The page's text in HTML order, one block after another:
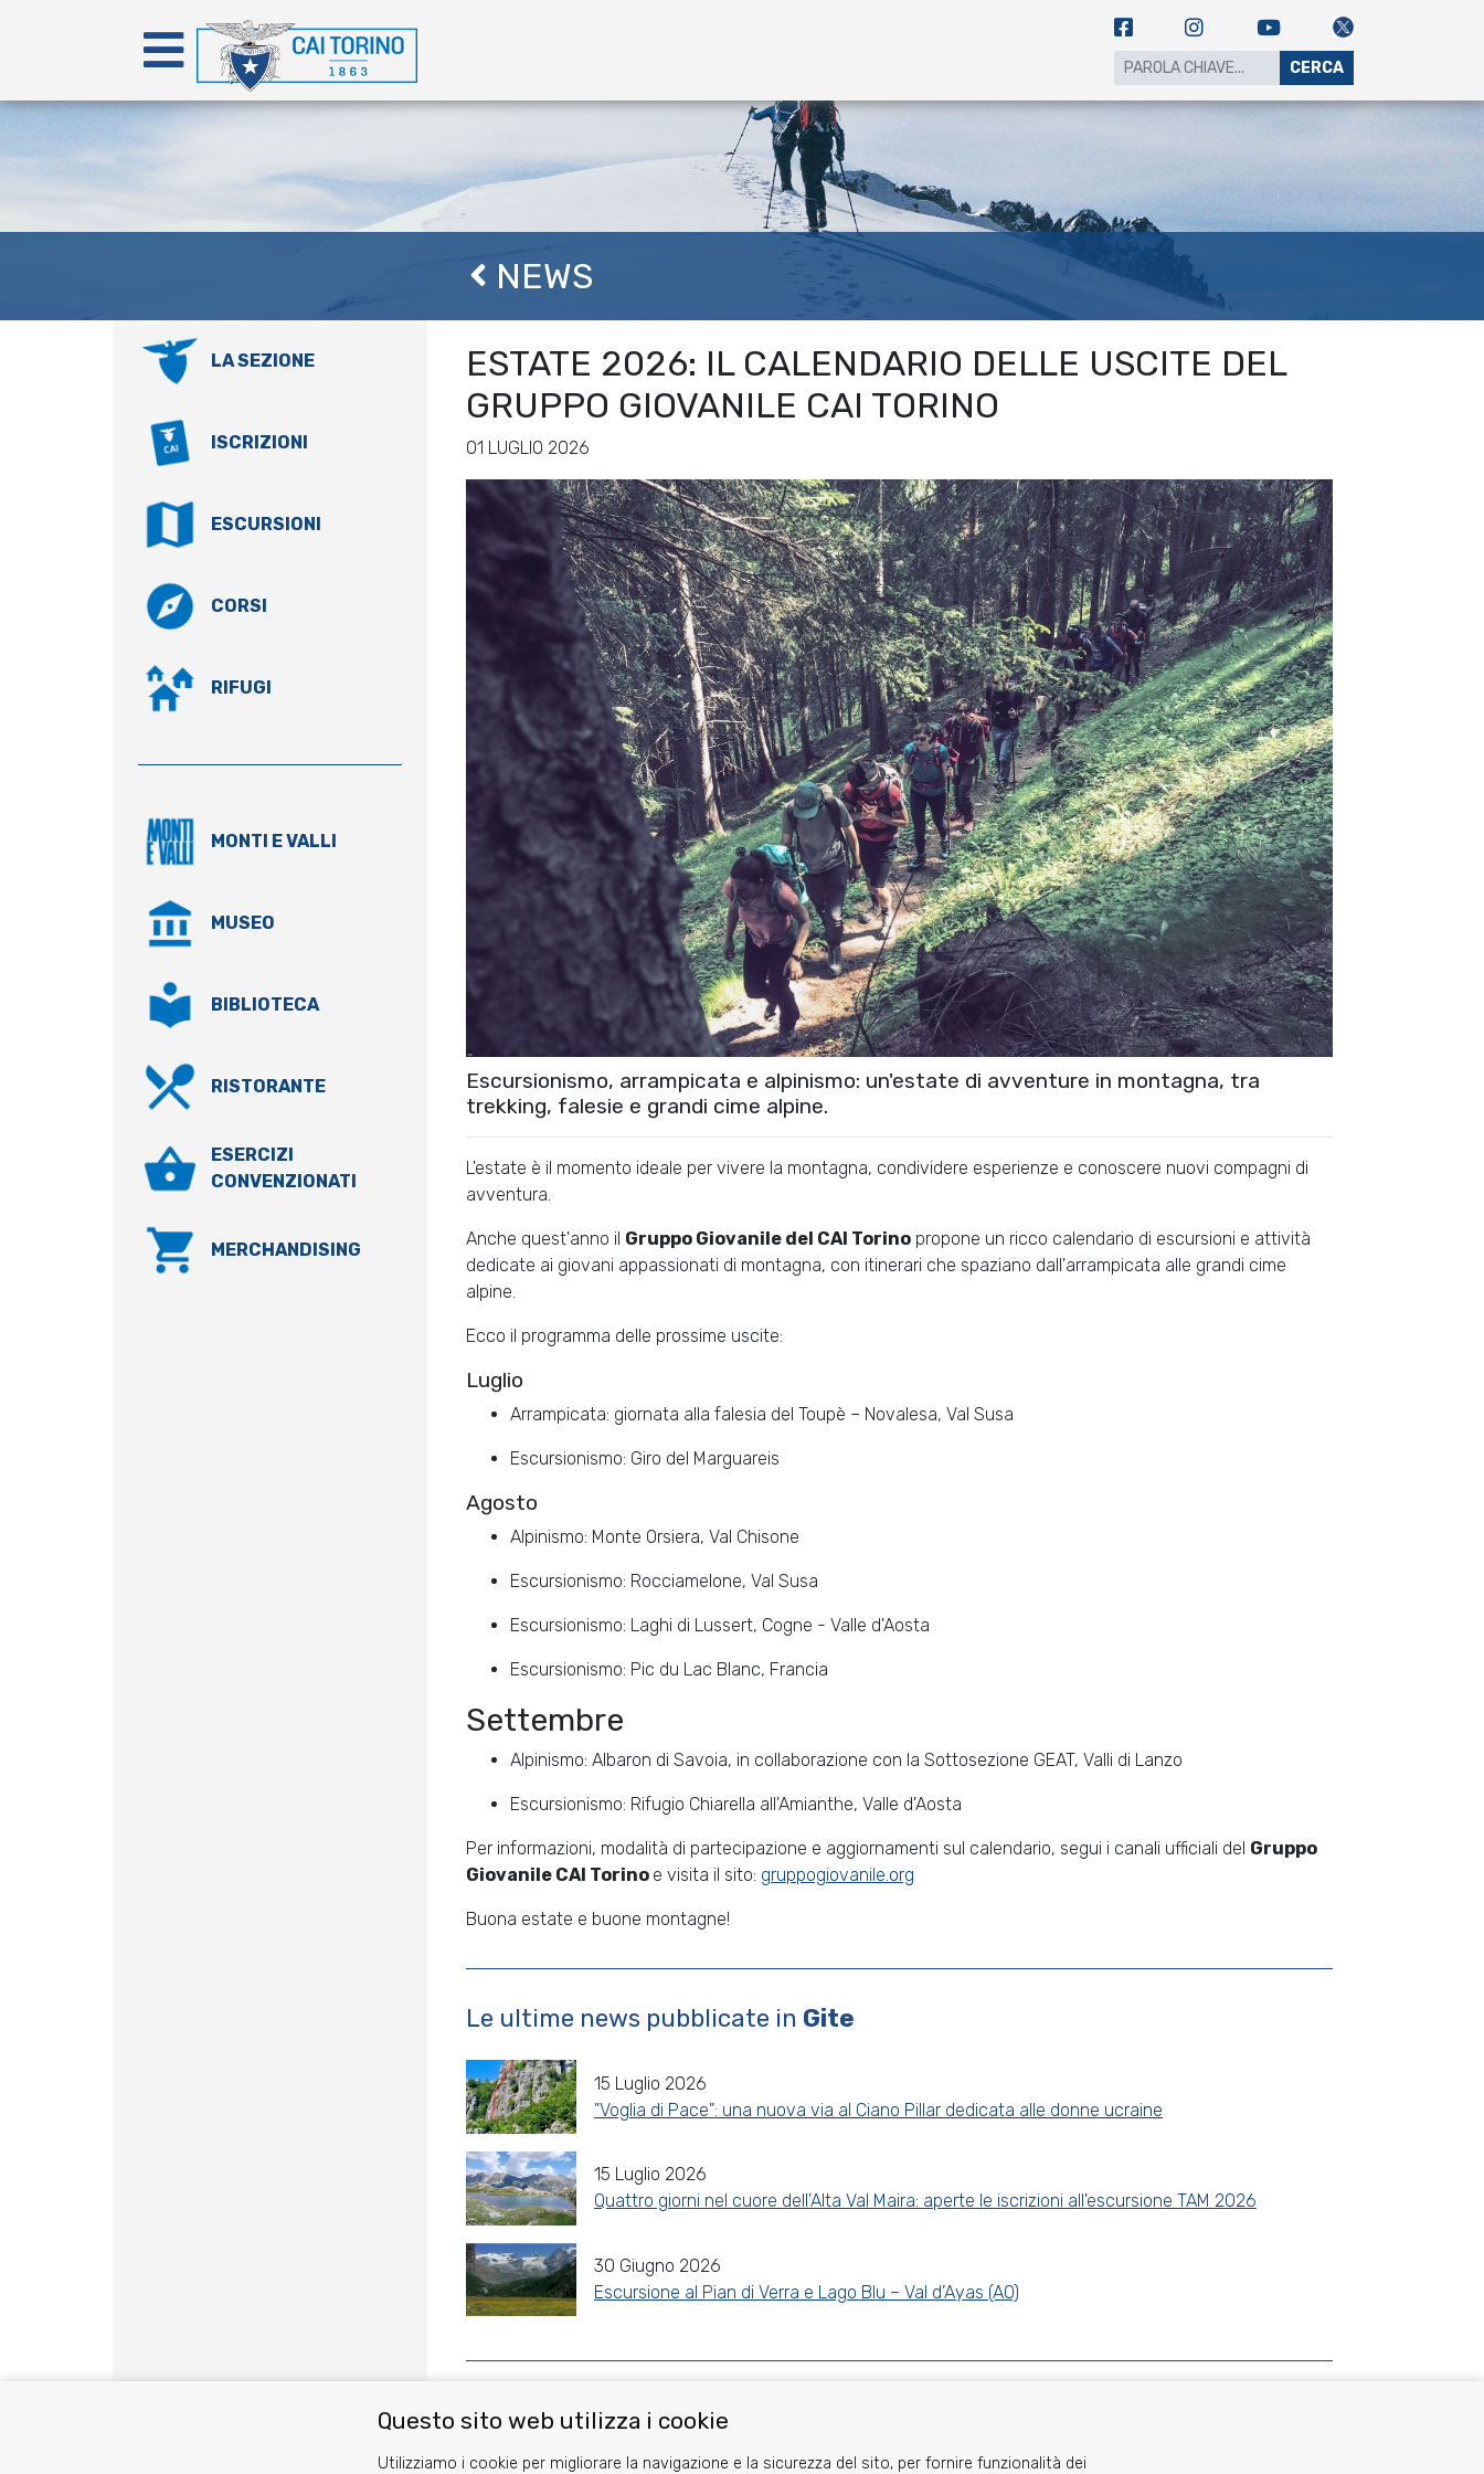
CERCA
NEWS
LA SEZIONE
ISCRIZIONI
ESCURSIONI
CORSI
RIFUGI
MONTI E VALLI
MUSEO
BIBLIOTECA
RISTORANTE
ESERCIZI
CONVENZIONATI
MERCHANDISING
ESTATE 2026: IL CALENDARIO DELLE USCITE DEL
GRUPPO GIOVANILE CAI TORINO
01 LUGLIO 2026
Escursionismo, arrampicata e alpinismo: un'estate di avventure in montagna, tra
trekking, falesie e grandi cime alpine.
L'estate è il momento ideale per vivere la montagna, condividere esperienze e conoscere nuovi compagni di
avventura.
Anche quest'anno il Gruppo Giovanile del CAI Torino propone un ricco calendario di escursioni e attività
dedicate ai giovani appassionati di montagna, con itinerari che spaziano dall'arrampicata alle grandi cime
alpine.
Ecco il programma delle prossime uscite:
Luglio
Arrampicata: giornata alla falesia del Toupè – Novalesa, Val Susa
Escursionismo: Giro del Marguareis
Agosto
Alpinismo: Monte Orsiera, Val Chisone
Escursionismo: Rocciamelone, Val Susa
Escursionismo: Laghi di Lussert, Cogne - Valle d'Aosta
Escursionismo: Pic du Lac Blanc, Francia
Settembre
Alpinismo: Albaron di Savoia, in collaborazione con la Sottosezione GEAT, Valli di Lanzo
Escursionismo: Rifugio Chiarella all'Amianthe, Valle d'Aosta
Per informazioni, modalità di partecipazione e aggiornamenti sul calendario, segui i canali ufficiali del Gruppo
Giovanile CAI Torino e visita il sito: gruppogiovanile.org
Buona estate e buone montagne!
Le ultime news pubblicate in Gite
15 Luglio 2026
"Voglia di Pace": una nuova via al Ciano Pillar dedicata alle donne ucraine
15 Luglio 2026
Quattro giorni nel cuore dell'Alta Val Maira: aperte le iscrizioni all'escursione TAM 2026
30 Giugno 2026
Escursione al Pian di Verra e Lago Blu – Val d’Ayas (AO)
Questo sito web utilizza i cookie
Utilizziamo i cookie per migliorare la navigazione e la sicurezza del sito, per fornire funzionalità dei